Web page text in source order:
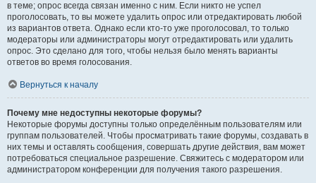
в теме; опрос всегда связан именно с ним. Если никто не успел
проголосовать, то вы можете удалить опрос или отредактировать любой
из вариантов ответа. Однако если кто-то уже проголосовал, то только
модераторы или администраторы могут отредактировать или удалить
опрос. Это сделано для того, чтобы нельзя было менять варианты
ответов во время голосования.
Вернуться к началу
Почему мне недоступны некоторые форумы?
Некоторые форумы доступны только определённым пользователям или
группам пользователей. Чтобы просматривать такие форумы, создавать в
них темы и оставлять сообщения, совершать другие действия, вам может
потребоваться специальное разрешение. Свяжитесь с модератором или
администратором конференции для получения такого разрешения.